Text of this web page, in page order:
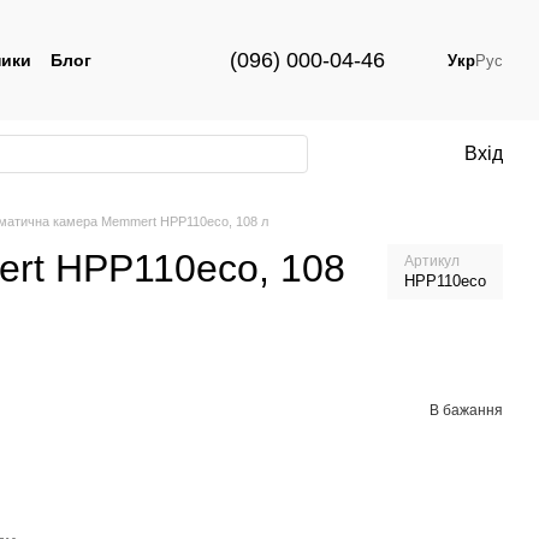
Блог (096) 000-04-46 УкрРус
Вхід
камера Memmert HPP110eco, 108 л
HPP110eco, 108 Артикул
HPP110eco
В бажання